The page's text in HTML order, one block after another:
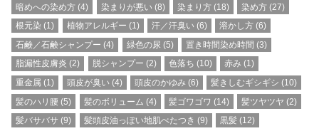
暗めへの染め方 (4) 染まりが悪い(8) 染まり方(18) 染め方 (27)
根元染 (1) 植物アレルギー (1) 汗／汗臭い(6) 溶かし方 (6)
石鹸／石鹸シャンプー (4) 緑色の尿 (5) 置き時間染め時間 (3)
脂漏性皮膚炎 (2) 脱シャンプー (2) 色落ち (10) 赤み (1)
重金属 (1) 頭皮が臭い(4) 頭皮のかゆみ (6) 髪きしむギシギシ (10)
髪のハリ腰 (5) 髪のボリューム (4) 髪ゴワゴワ (14) 髪ツヤツヤ (2)
髪バサバサ (9) 髪頭皮油っぽい地肌べたつき (9) 黒髪(12)